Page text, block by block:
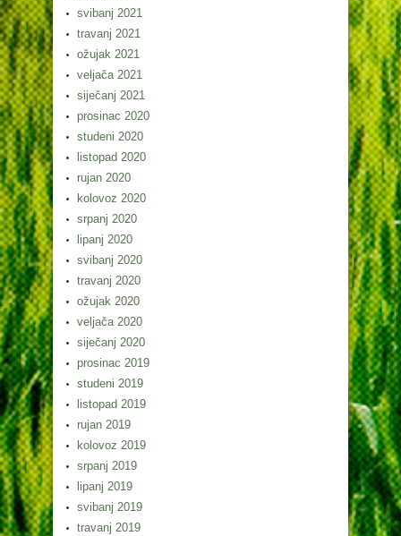
svibanj 2021
travanj 2021
ožujak 2021
veljača 2021
siječanj 2021
prosinac 2020
studeni 2020
listopad 2020
rujan 2020
kolovoz 2020
srpanj 2020
lipanj 2020
svibanj 2020
travanj 2020
ožujak 2020
veljača 2020
siječanj 2020
prosinac 2019
studeni 2019
listopad 2019
rujan 2019
kolovoz 2019
srpanj 2019
lipanj 2019
svibanj 2019
travanj 2019